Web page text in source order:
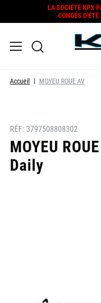
LA SOCIÉTÉ KPX
CONGÉS
Accueil MOYEU ROUE AV
RÉF: 3797508808302
MOYEU
Daily